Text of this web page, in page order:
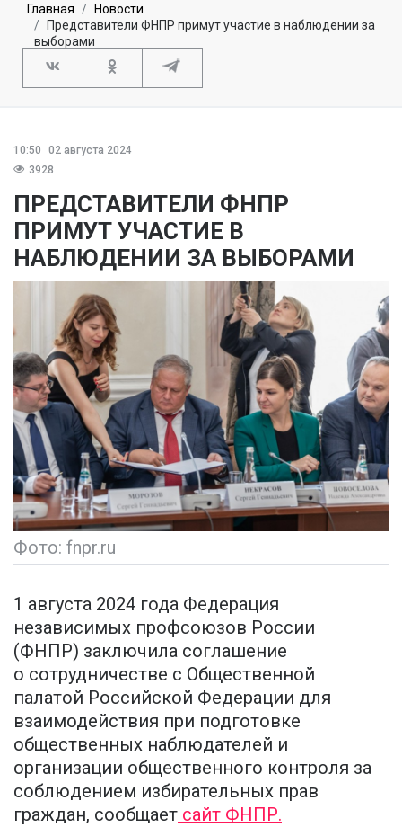
Главная
Новости
Представители ФНПР примут участие в наблюдении за
выборами
10:50
02 августа 2024
3928
ПРЕДСТАВИТЕЛИ ФНПР
ПРИМУТ УЧАСТИЕ В
НАБЛЮДЕНИИ ЗА ВЫБОРАМИ
Фото: fnpr.ru
1 августа 2024 года Федерация
независимых профсоюзов России
(ФНПР) заключила соглашение
о сотрудничестве с Общественной
палатой Российской Федерации для
взаимодействия при подготовке
общественных наблюдателей и
организации общественного контроля за
соблюдением избирательных прав
граждан, сообщает сайт ФНПР.